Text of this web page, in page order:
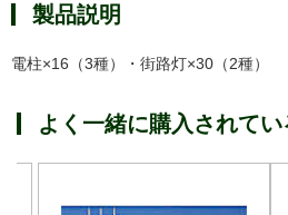
製品説明
電柱×16（3種）・街路灯×30（2種）
よく一緒に購入されて